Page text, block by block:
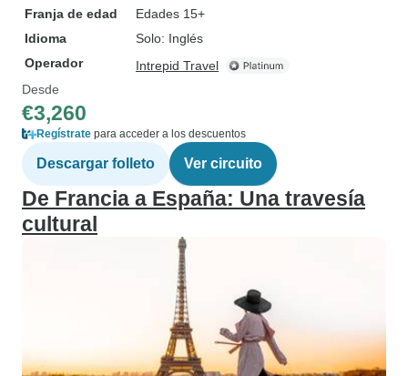
Franja de edad
Edades 15+
Idioma
Solo: Inglés
Operador
Intrepid Travel
Desde
€3,260
Regístrate para acceder a los descuentos
Descargar folleto Ver circuito
De Francia a España: Una travesía
cultural